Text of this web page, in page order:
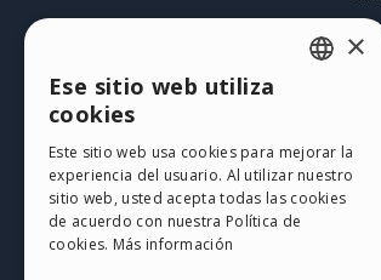
Mis post
Mis download
Espacio Web
Mis Créditos
GERMAN
SPANISH
×
Ese sitio web utiliza
cookies
Este sitio web usa cookies para mejorar la
experiencia del usuario. Al utilizar nuestro
sitio web, usted acepta todas las cookies
de acuerdo con nuestra Política de
cookies. Más información